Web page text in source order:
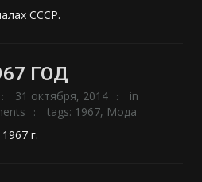
СССР.
ГОД
31 октября, 2014
in
tags: 1967, Мода
г.